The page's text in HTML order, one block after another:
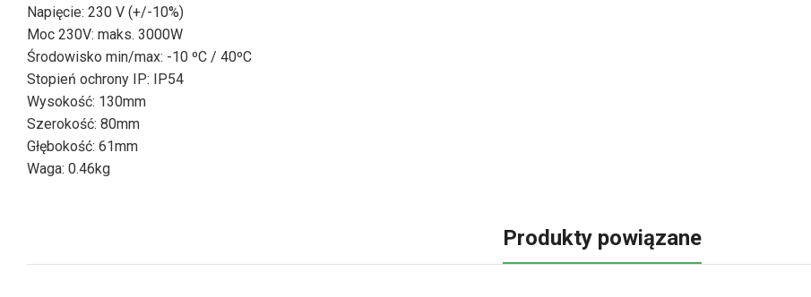
Napięcie: 230 V (+/-10%)
Moc 230V: maks. 3000W
Środowisko min/max: -10 ºC / 40ºC
Stopień ochrony IP: IP54
Wysokość: 130mm
Szerokość: 80mm
Głębokość: 61mm
Waga: 0.46kg
Produkty powiązane